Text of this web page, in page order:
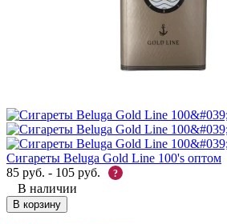
Сигареты Beluga Gold Line 100's оптом
85 руб. - 105 руб. ?
В наличии
В корзину